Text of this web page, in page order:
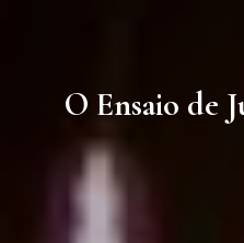
O Ensaio de